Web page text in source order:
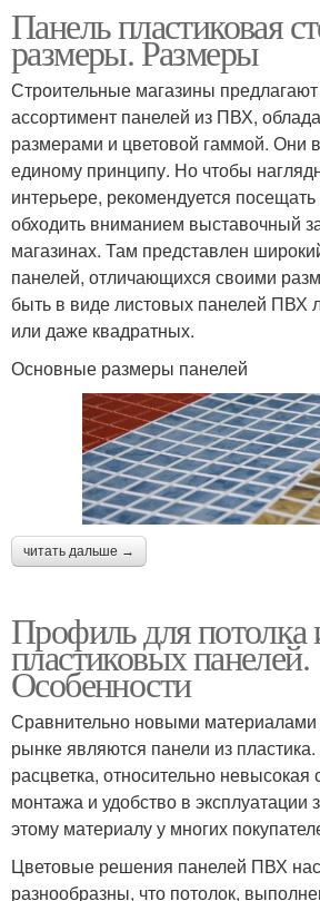
Панель пластиковая
размеры. Размеры
Строительные магазины
ассортимент панелей из ПВХ,
размерами и цветовой гаммой. Они
единому принципу. Но чтобы
интерьере, рекомендуется
обходить вниманием выставочный
магазинах. Там представлен
панелей, отличающихся своими
быть в виде листовых панелей ПВХ
или даже квадратных.
Основные размеры панелей
читать дальше →
Профиль для потолка
пластиковых панелей.
Особенности
Сравнительно новыми материалами
рынке являются панели из
расцветка, относительно невысокая
монтажа и удобство в эксплуатации
этому материалу у многих
Цветовые решения панелей ПВХ
разнообразны, что потолок,